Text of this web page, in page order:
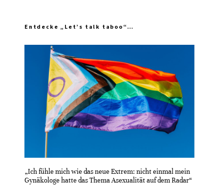
Entdecke „Let’s talk taboo“…
„Ich fühle mich wie das neue Extrem: nicht einmal mein
Gynäkologe hatte das Thema Asexualität auf dem Radar“